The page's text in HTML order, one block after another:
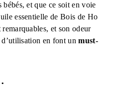
et que ce soit en voie
essentielle de Bois de Ho
et son odeur
d’utilisation en font unmust-